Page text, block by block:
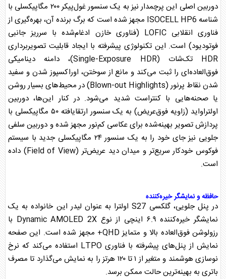
دوربین اصلی این پرچمدار نیز به یک سنسور غول‌پیکر ۲۰۰ مگاپیکسلی با
شناسه ISOCELL HP6 مجهز شده است که برگ برنده آن، بهره‌گیری از
فناوری انقلابی LOFIC (فناوری خازن ادغام‌شده با سرریز جانبی
فوتودیود) است. این تکنولوژی پیشرفته با ایجاد قابلیت تصویربرداری
HDR تک‌شات (Single-Exposure HDR)، دامنه دینامیکی
فوق‌العاده‌ای را ثبت می‌کند و مانع از سوختن، اوراکسپوز شدن و سفید
شدن نقاط پرنور (Blown-out Highlights) در محیط‌های بسیار روشن
یا صحنه‌هایی با کنتراست شدید می‌شود. در کنار این‌ها، دوربین
اولتراواید (زاویه فوق‌عریض) به یک سنسور ارتقایافته ۵۰ مگاپیکسلی با
پردازش تصویر بهینه‌شده برای عکاسی کم‌نور مجهز شده و دوربین سلفی
جلویی نیز جای خود را به یک سنسور ۲۴ مگاپیکسلی جدید با سیستم
فوکوس خودکار سریع‌تر و میدان دید عریض‌تر (Field of View) داده
است.
حافظه و نمایشگر خیره‌کننده
در پنل جلویی،گلکسی
S27 اولترا به عنوان لیدر این خانواده به یک
نمایشگر خیره‌کننده ۶.۹ اینچی از نوع Dynamic AMOLED 2X با
رزولوشن فوق‌العاده بالا و متمایز QHD+ مجهز شده است. این صفحه
نمایش از پنل‌های پیشرفته با فناوری LTPO استفاده می‌کند که نرخ
نوسازی هوشمند و متغیر از ۱ تا ۱۲۰ هرتز را به نمایش می‌گذارد تا مصرف
باتری به بهینه‌ترین حالت ممکن برسد.